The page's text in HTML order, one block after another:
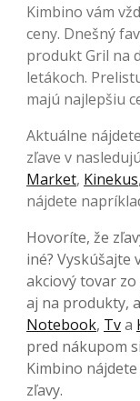
Kimbino vám
ceny. Dnešný
produkt Gril na
letákoch.
majú najlepšiu
Aktuálne
zľave v
Market, Kinekus,
nájdete
Hovoríte, že
iné? Vyskúšajte
akciový tovar
aj na produkty,
Notebook, Tva
pred nákupom
Kimbino
zľavy.